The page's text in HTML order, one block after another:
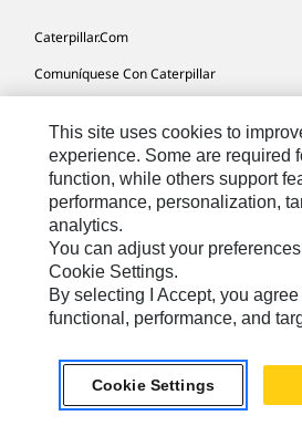
Caterpillar.com
Comuníquese Con Caterpillar
Mapa Del Sitio
Cookie Settings
Avisos Legales
Privacidad
Español
reservados.
This site uses cookies to
experience. Some are required
function, while others support
performance, personalization,
analytics.
You can adjust your
Cookie Settings.
By selecting I Accept, you
functional, performance, and
Cookie Settings